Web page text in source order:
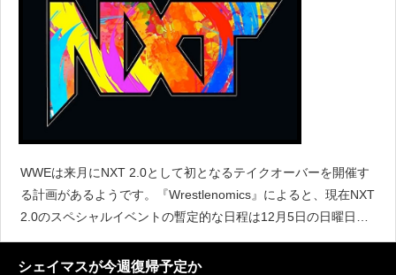
WWEは来月にNXT 2.0として初となるテイクオーバーを開催す
る計画があるようです。『Wrestlenomics』によると、現在NXT
2.0のスペシャルイベントの暫定的な日程は12月5日の日曜日に
予定されていると伝えています。ただしNXTテイクオーバーと
いう名前が今後も継続して使
シェイマスが今週復帰予定か